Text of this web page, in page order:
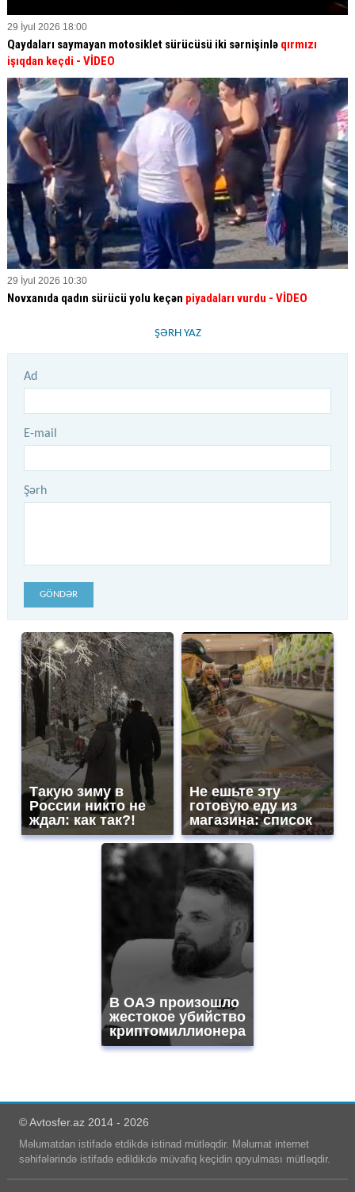
29 İyul 2026 18:00
Qaydaları saymayan motosiklet sürücüsü iki sərnişinlə qırmızı
işıqdan keçdi - VİDEO
29 İyul 2026 10:30
Novxanıda qadın sürücü yolu keçən piyadaları vurdu - VİDEO
ŞƏRH YAZ
Ad
E-mail
Şərh
GÖNDƏR
Такую зиму в
России никто не
ждал: как так?!
Не ешьте эту
готовую еду из
магазина: список
В ОАЭ произошло
жестокое убийство
криптомиллионера
© Avtosfer.az 2014 - 2026
Məlumatdan istifadə etdikdə istinad mütləqdir. Məlumat internet
səhifələrində istifadə edildikdə müvafiq keçidin qoyulması mütləqdir.